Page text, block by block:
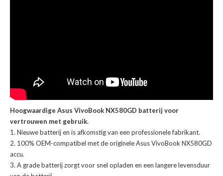
Hoogwaardige Asus VivoBook NX580GD batterij voor
vertrouwen met gebruik.
Nieuwe batterij en is afkomstig van een professionele fabrikant.
100% OEM-compatibel met deoriginele Asus VivoBook NX580GD
accu.
A grade batterij zorgt voor snel opladen en een langere levensduur